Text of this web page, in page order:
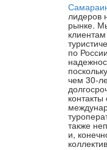
лидеров
рынке.
по
чем 30-
также
и,